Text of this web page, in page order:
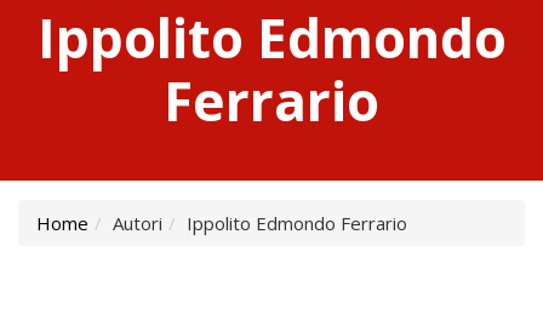
Ippolito Edmondo
Ferrario
Home Autori Ippolito Edmondo Ferrario